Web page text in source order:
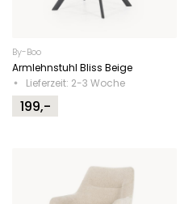
By-Boo
Armlehnstuhl Bliss Beige
Lieferzeit: 2-3 Woche
199,-